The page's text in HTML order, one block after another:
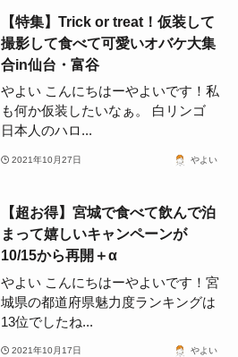
【特集】Trick or treat！仮装して
撮影して食べて可愛いオバケ大集
合in仙台・富谷
やよい こんにちはーやよいです！私
も何か仮装したいなぁ。 白リンゴ
日本人のハロ...
2021年10月27日 やよい
【超お得】宮城で食べて飲んで泊
まって嬉しいキャンペーンが
10/15から再開＋α
やよい こんにちはーやよいです！宮
城県の都道府県魅力度ランキングは
13位でしたね...
2021年10月17日 やよい